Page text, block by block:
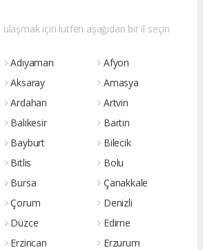
için lütfen aşağıdan bir il seçin
Adıyaman
Afyon
Aksaray
Amasya
Ardahan
Artvin
Balıkesir
Bartın
Bayburt
Bilecik
Bitlis
Bolu
Bursa
Çanakkale
Çorum
Denizli
Düzce
Edirne
Erzincan
Erzurum